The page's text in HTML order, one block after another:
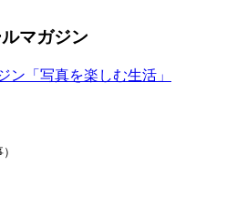
マガジン
ン「写真を楽しむ生活」